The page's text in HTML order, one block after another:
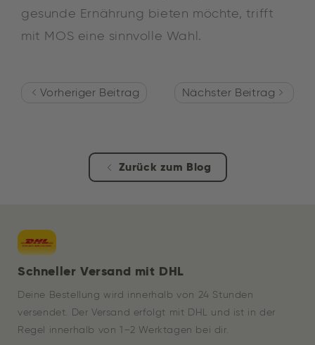
gesunde Ernährung bieten möchte, trifft
mit MOS eine sinnvolle Wahl.
Vorheriger Beitrag Nächster Beitrag
Zurück zum Blog
Schneller Versand mit DHL
Deine Bestellung wird innerhalb von 24 Stunden
versendet. Der Versand erfolgt mit DHL und ist in der
Regel innerhalb von 1–2 Werktagen bei dir.